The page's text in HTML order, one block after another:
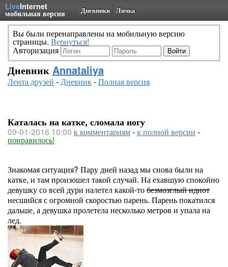
LiveInternet
мобильная версия Дневники Личка
Вы были перенаправлены на мобильную версию
страницы. Вернуться!
Авторизация
Дневник Annataliya
Лента друзей -Дневник-Полная версия
Каталась на катке, сломала ногу
09-01-2016 10:00 к комментариям-к полной версии -
понравилось!
Знакомая ситуация? Пару дней назад мы снова были на
катке, и там произошел такой случай. На ехавшую спокойно
девушку со всей дури налетел какой-тобезмозглый идиот
несшийся с огромной скоростью парень. Парень покатился
дальше, а девушка пролетела несколько метров и упала на
лед.